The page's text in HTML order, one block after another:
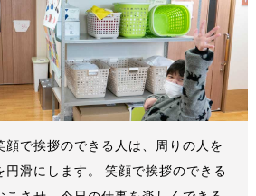
顔で挨拶のできる人は、周りの人を
円滑にします。 笑顔で挨拶のできる